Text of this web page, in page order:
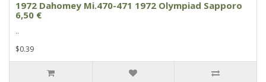
1972 Dahomey Mi.470-471 1972 Olympiad Sapporo
6,50 €
..
$0.39